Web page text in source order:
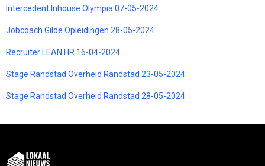
Intercedent Inhouse Olympia 07-05-2024
Jobcoach Gilde Opleidingen 28-05-2024
Recruiter LEAN HR 16-04-2024
Stage Randstad Overheid Randstad 23-05-2024
Stage Randstad Overheid Randstad 28-05-2024